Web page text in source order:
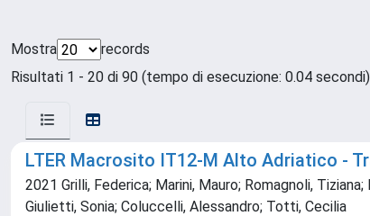
Mostra
records
Risultati 1 - 20 di 90 (tempo di esecuzione: 0.04
LTER Macrosito IT12-M Alto Adriatico -
2021 Grilli, Federica; Marini, Mauro; Romagnoli,
Giulietti, Sonia; Coluccelli, Alessandro; Totti, Cecilia